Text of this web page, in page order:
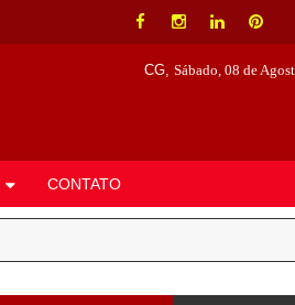
CG, Sábado, 08 de
CONTATO